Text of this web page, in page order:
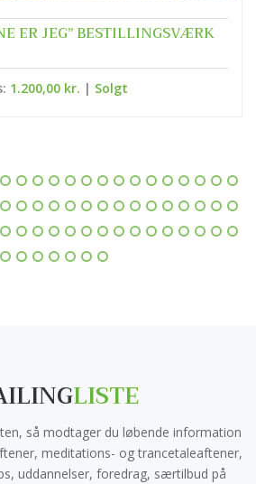
ER JEG” BESTILLINGSVÆRK
1.200,00 kr. | Solgt
LISTE
så modtager du løbende information
meditations- og trancetaleaftener,
uddannelser, foredrag, særtilbud på